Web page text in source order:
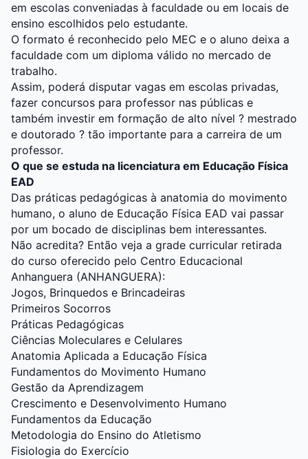
em escolas conveniadas à faculdade ou em locais de
ensino escolhidos pelo estudante.
O formato é reconhecido pelo MEC e o aluno deixa a
faculdade com um diploma válido no mercado de
trabalho.
Assim, poderá disputar vagas em escolas privadas,
fazer concursos para professor nas públicas e
também investir em formação de alto nível ? mestrado
e doutorado ? tão importante para a carreira de um
professor.
O que se estuda na licenciatura em Educação Física
EAD
Das práticas pedagógicas à anatomia do movimento
humano, o aluno de Educação Física EAD vai passar
por um bocado de disciplinas bem interessantes.
Não acredita? Então veja a grade curricular retirada
do curso oferecido pelo Centro Educacional
Anhanguera (ANHANGUERA):
Jogos, Brinquedos e Brincadeiras
Primeiros Socorros
Práticas Pedagógicas
Ciências Moleculares e Celulares
Anatomia Aplicada a Educação Física
Fundamentos do Movimento Humano
Gestão da Aprendizagem
Crescimento e Desenvolvimento Humano
Fundamentos da Educação
Metodologia do Ensino do Atletismo
Fisiologia do Exercício